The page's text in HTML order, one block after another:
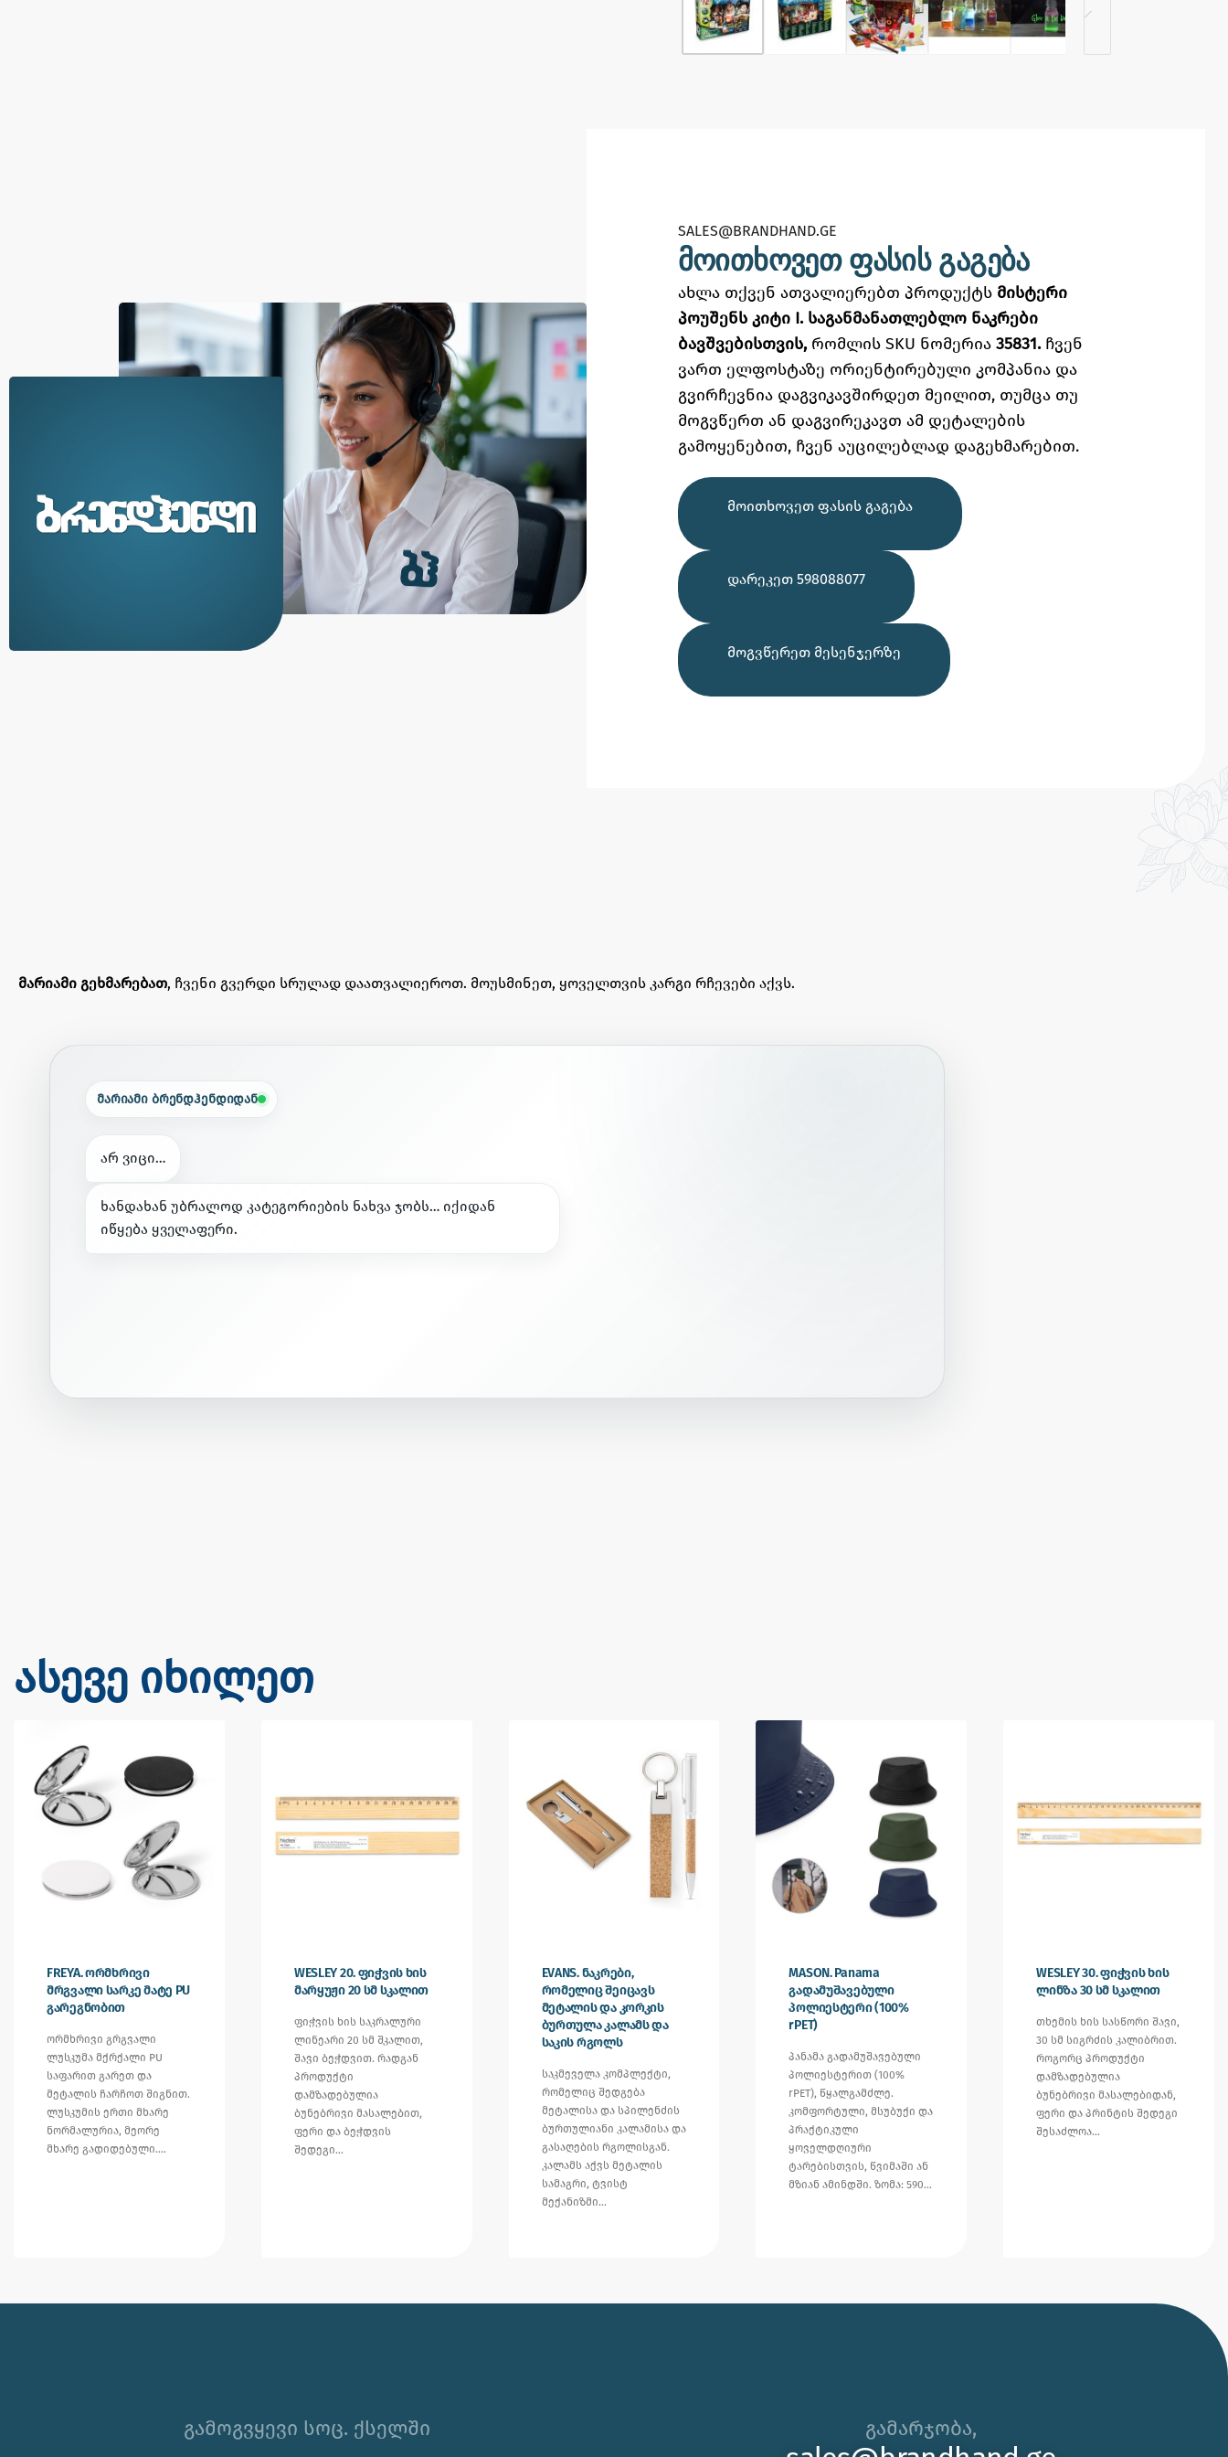
SALES@BRANDHAND.GE​
მოითხოვეთ ფასის გაგება
ახლა თქვენ ათვალიერებთ პროდუქტს მისტერი
პოუშენს კიტი I. საგანმანათლებლო ნაკრები
ბავშვებისთვის, რომლის SKU ნომერია 35831. ჩვენ
ვართ ელფოსტაზე ორიენტირებული კომპანია და
გვირჩევნია დაგვიკავშირდეთ მეილით, თუმცა თუ
მოგვწერთ ან დაგვირეკავთ ამ დეტალების
გამოყენებით, ჩვენ აუცილებლად დაგეხმარებით.
ᲛᲝᲘᲗᲮᲝᲕᲔᲗ ᲤᲐᲡᲘᲡ ᲒᲐᲒᲔᲑᲐ
ᲓᲐᲠᲔᲙᲔᲗ 598088077
ᲛᲝᲒᲕᲬᲔᲠᲔᲗ ᲛᲔᲡᲔᲜᲯᲔᲠᲖᲔ
მარიამი გეხმარებათ, ჩვენი გვერდი სრულად დაათვალიეროთ. მოუსმინეთ, ყოველთვის კარგი რჩევები აქვს.
მარიამი ბრენდჰენდიდან
არ ვიცი…
ხანდახან უბრალოდ კატეგორიების ნახვა ჯობს… იქიდან
იწყება ყველაფერი.
ასევე იხილეთ
FREYA. ორმხრივი
მრგვალი სარკე მატე PU
გარეგნობით
ორმხრივი გრგვალი
ლუსკუმა მქრქალი PU
საფარით გარეთ და
მეტალის ჩარჩოთ შიგნით.
ლუსკუმის ერთი მხარე
ნორმალურია, მეორე
მხარე გადიდებული.…
WESLEY 20. ფიჭვის ხის
მარყუჟი 20 სმ სკალით
ფიჭვის ხის საკრალური
ლინეარი 20 სმ შკალით,
შავი ბეჭდვით. რადგან
პროდუქტი
დამზადებულია
ბუნებრივი მასალებით,
ფერი და ბეჭდვის
შედეგი…
EVANS. ნაკრები,
რომელიც შეიცავს
მეტალის და კორკის
ბურთულა კალამს და
საკის რგოლს
საკმეველა კომპლექტი,
რომელიც შედგება
მეტალისა და სპილენძის
ბურთულიანი კალამისა და
გასაღების რგოლისგან.
კალამს აქვს მეტალის
სამაგრი, ტვისტ
მექანიზმი…
MASON. Panama
გადამუშავებული
პოლიესტერი (100%
rPET)
პანამა გადამუშავებული
პოლიესტერით (100%
rPET), წყალგამძლე.
კომფორტული, მსუბუქი და
პრაქტიკული
ყოველდღიური
ტარებისთვის, წვიმაში ან
მზიან ამინდში. ზომა: 590…
WESLEY 30. ფიჭვის ხის
ლინზა 30 სმ სკალით
თხემის ხის სასწორი შავი,
30 სმ სიგრძის კალიბრით.
როგორც პროდუქტი
დამზადებულია
ბუნებრივი მასალებიდან,
ფერი და პრინტის შედეგი
შესაძლოა…
გამოგვყევი სოც. ქსელში გამარჯობა,ბრენდირებული პროდუქტის